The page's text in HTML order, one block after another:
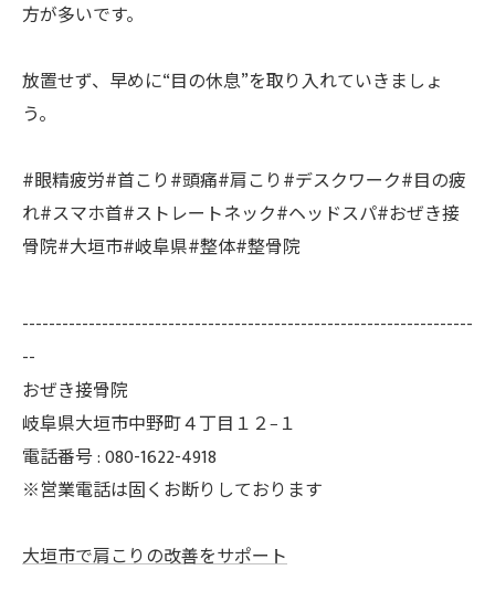
方が多いです。
放置せず、早めに“目の休息”を取り入れていきましょ
う。
#眼精疲労#首こり#頭痛#肩こり#デスクワーク#目の疲
れ#スマホ首#ストレートネック#ヘッドスパ#おぜき接
骨院#大垣市#岐阜県#整体#整骨院
--------------------------------------------------------------------
--
おぜき接骨院
岐阜県大垣市中野町４丁目１２−１
電話番号 : 080-1622-4918
※営業電話は固くお断りしております
大垣市で肩こりの改善をサポート